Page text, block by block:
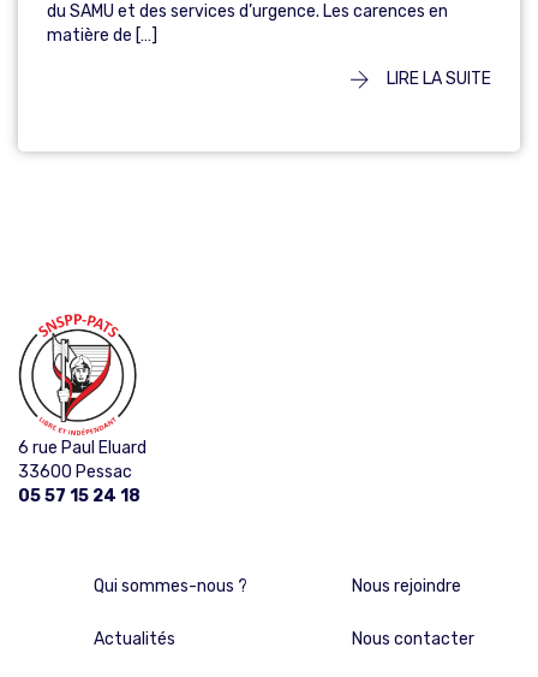
du SAMU et des services d’urgence. Les carences en
matière de […]
LIRE LA SUITE
6 rue Paul Eluard
33600 Pessac
05 57 15 24 18
Qui sommes-nous ?
Actualités
Nous rejoindre
Nous contacter